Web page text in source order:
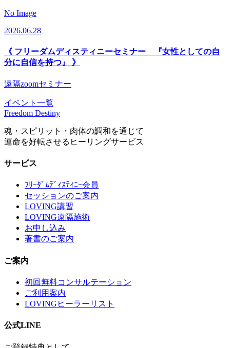
No Image
2026.06.28
《 フリーダムディスティニーセミナー 『女性としての自
分に自信を持つ』 》
遠隔zoomセミナー
イベント一覧
Freedom Destiny
魂・スピリット・肉体の調和を通じて
運命を好転させるヒーリングサービス
サービス
ﾌﾘｰﾀﾞﾑﾃﾞｨｽﾃｨﾆｰ会員
セッションのご案内
LOVING講習
LOVING遠隔施術
お申し込み
著書のご案内
ご案内
初回無料コンサルテーション
ご利用案内
LOVINGヒーラーリスト
公式LINE